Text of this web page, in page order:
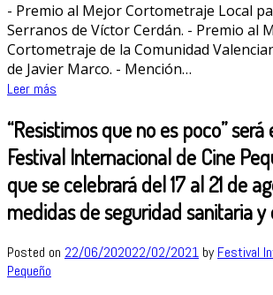
- Premio al Mejor Cortometraje Local
Serranos de Víctor Cerdán. - Premio al
Cortometraje de la Comunidad
de Javier Marco. - Mención…
Leer más
“Resistimos que no es poco”
Festival Internacional de Cine
que se celebrará del 17 al 21 de
medidas de seguridad sanitaria y
Posted on 22/06/202022/02/2021 byFestival
Pequeño